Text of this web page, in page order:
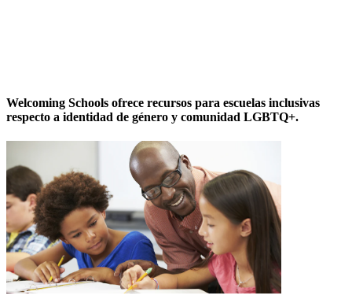
Welcoming Schools ofrece recursos para escuelas inclusivas
respecto a identidad de género y comunidad LGBTQ+.